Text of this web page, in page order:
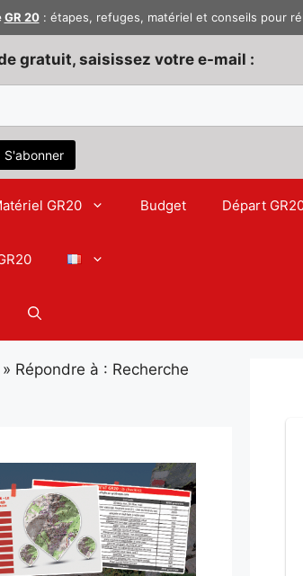
GR 20: étapes, refuges, matériel et conseils pour
gratuit, saisissez votre e-mail :
GR20 Budget Départ
» Répondre à : Recherche